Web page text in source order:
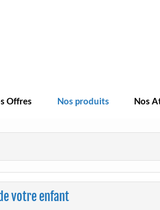
|
Offres Nos produits Nos
votre enfant